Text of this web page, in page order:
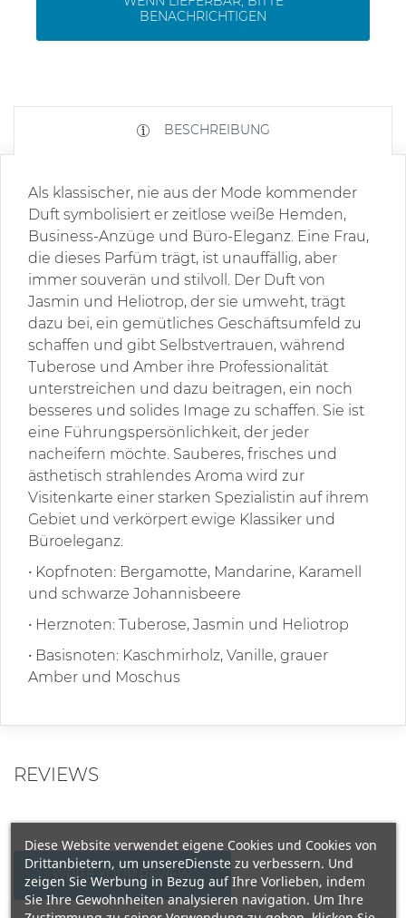
BENACHRICHTIGEN
BESCHREIBUNG
Als klassischer, nie aus der Mode kommender
Duft symbolisiert er zeitlose weiße Hemden,
Business-Anzüge und Büro-Eleganz. Eine Frau,
die dieses Parfüm trägt, ist unauffällig, aber
immer souverän und stilvoll. Der Duft von
Jasmin und Heliotrop, der sie umweht, trägt
dazu bei, ein gemütliches Geschäftsumfeld zu
schaffen und gibt Selbstvertrauen, während
Tuberose und Amber ihre Professionalität
unterstreichen und dazu beitragen, ein noch
besseres und solides Image zu schaffen. Sie ist
eine Führungspersönlichkeit, der jeder
nacheifern möchte. Sauberes, frisches und
ästhetisch strahlendes Aroma wird zur
Visitenkarte einer starken Spezialistin auf ihrem
Gebiet und verkörpert ewige Klassiker und
Büroeleganz.
• Kopfnoten: Bergamotte, Mandarine, Karamell
und schwarze Johannisbeere
• Herznoten: Tuberose, Jasmin und Heliotrop
• Basisnoten: Kaschmirholz, Vanille, grauer
Amber und Moschus
REVIEWS
WRITE YOUR REVIEW
Diese Website verwendet eigene Cookies und Cookies von
Drittanbietern, um unsereDienste zu verbessern. Und
zeigen Sie Werbung in Bezug auf Ihre Vorlieben, indem
Sie Ihre Gewohnheiten analysieren navigation. Um Ihre